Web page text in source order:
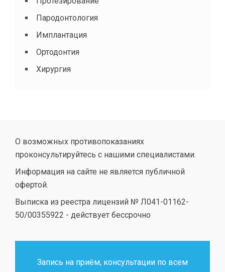
Пародонтология
Имплантация
Ортодонтия
Хирургия
О возможных противопоказаниях
проконсультируйтесь с нашими специалистами.
Информация на сайте не является публичной
офертой.
Выписка из реестра лицензий № Л041-01162-
50/00355922 - действует бессрочно
Запись на приём, консультации по всем